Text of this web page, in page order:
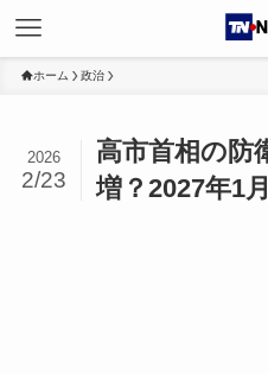
ホーム 政治
高市首相の防
増？2027年1
2026
2/23